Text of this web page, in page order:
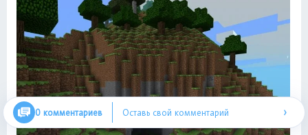
0 комментариев Оставь свой комментарий ›